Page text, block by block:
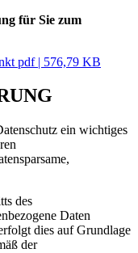
für Sie zum
pdf | 576,79 KB
ein wichtiges
des
Daten
dies auf Grundlage
der